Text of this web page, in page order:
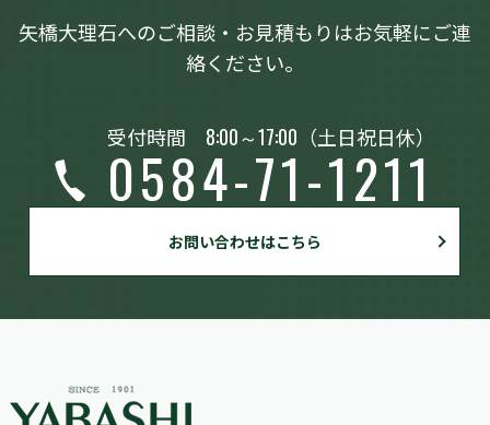
矢橋大理石へのご相談・お見積もりはお気軽にご連
絡ください。
受付時間 8:00～17:00 （土日祝日休）
0584-71-1211
お問い合わせはこちら